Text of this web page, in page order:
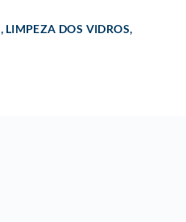
, LIMPEZA DOS VIDROS,